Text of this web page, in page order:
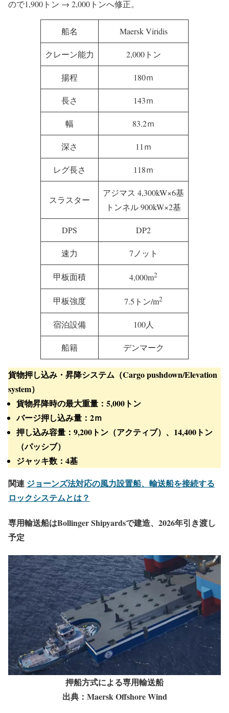
ので1,900トン → 2,000トンへ修正。
船名 Maersk Viridis
クレーン能力 2,000トン
揚程 180ｍ
長さ 143ｍ
幅 83.2ｍ
深さ 11ｍ
レグ長さ 118ｍ
スラスター
アジマス 4,300kW×6基
トンネル 900kW×2基
DPS DP2
速力 7ノット
甲板面積 4,000m2
甲板強度 7.5トン/m2
宿泊設備 100人
船籍 デンマーク
貨物押し込み・昇降システム（Cargo pushdown/Elevation
system）
貨物昇降時の最大重量： 5,000トン
バージ押し込み量： 2ｍ
押し込み容量： 9,200トン（アクティブ） 、 14,400トン
（パッシブ）
ジャッキ数： 4基
関連 ジョーンズ法対応の風力設置船、輸送船を接続する
ロックシステムとは？
専用輸送船はBollinger Shipyardsで建造、2026年引き渡し
予定
押船方式による専用輸送船
出典：Maersk Offshore Wind